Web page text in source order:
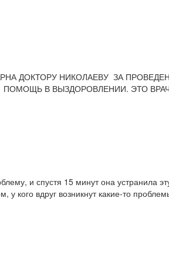
ДОКТОРУ НИКОЛАЕВУ ЗА
В ВЫЗДОРОВЛЕНИИ. ЭТО
и спустя 15 минут она устранила
кого вдруг возникнут какие-то